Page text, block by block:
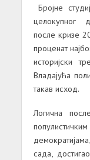
Бројне
целокупног
после кризе
проценат
историјски
Владајућа
такав исход.
Логична
сада,